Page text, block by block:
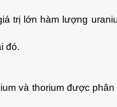
trị lớn hàm lượng
đó.
và thorium được